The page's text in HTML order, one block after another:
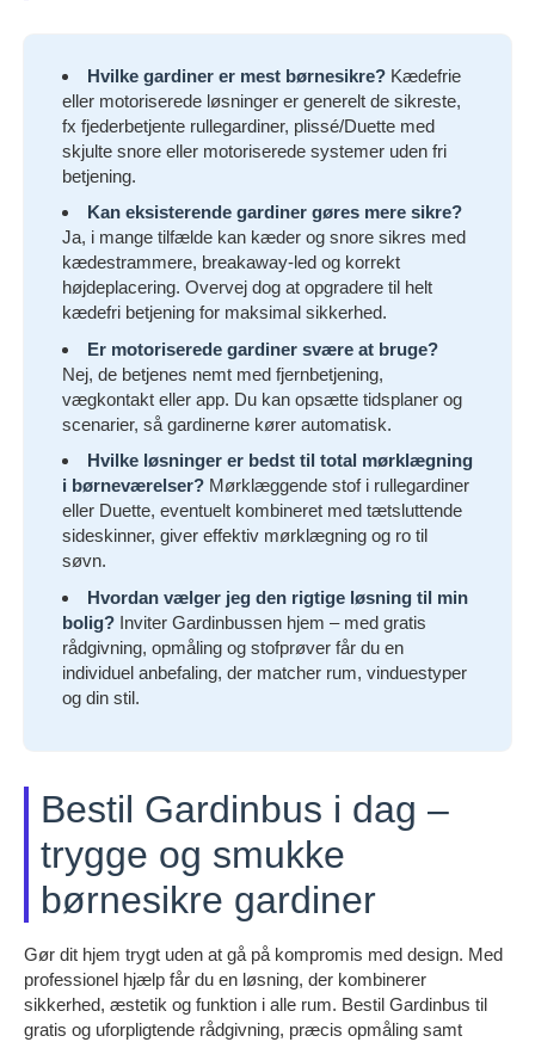
Hvilke gardiner er mest børnesikre? Kædefrie
eller motoriserede løsninger er generelt de sikreste,
fx fjederbetjente rullegardiner, plissé/Duette med
skjulte snore eller motoriserede systemer uden fri
betjening.
Kan eksisterende gardiner gøres mere sikre?
Ja, i mange tilfælde kan kæder og snore sikres med
kædestrammere, breakaway-led og korrekt
højdeplacering. Overvej dog at opgradere til helt
kædefri betjening for maksimal sikkerhed.
Er motoriserede gardiner svære at bruge?
Nej, de betjenes nemt med fjernbetjening,
vægkontakt eller app. Du kan opsætte tidsplaner og
scenarier, så gardinerne kører automatisk.
Hvilke løsninger er bedst til total mørklægning
i børneværelser? Mørklæggende stof i rullegardiner
eller Duette, eventuelt kombineret med tætsluttende
sideskinner, giver effektiv mørklægning og ro til
søvn.
Hvordan vælger jeg den rigtige løsning til min
bolig? Inviter Gardinbussen hjem – med gratis
rådgivning, opmåling og stofprøver får du en
individuel anbefaling, der matcher rum, vinduestyper
og din stil.
Bestil Gardinbus i dag –
trygge og smukke
børnesikre gardiner
Gør dit hjem trygt uden at gå på kompromis med design. Med
professionel hjælp får du en løsning, der kombinerer
sikkerhed, æstetik og funktion i alle rum. Bestil Gardinbus til
gratis og uforpligtende rådgivning, præcis opmåling samt